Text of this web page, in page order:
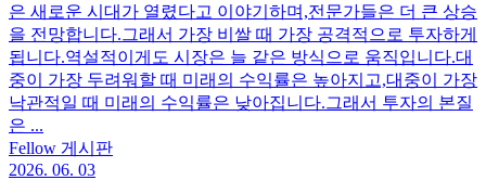
은 새로운 시대가 열렸다고 이야기하며, ​ 전문가들은 더 큰 상승
을 전망합니다. ​ 그래서 가장 비쌀 때 가장 공격적으로 투자하게
됩니다. ​ 역설적이게도 시장은 늘 같은 방식으로 움직입니다. ​ 대
중이 가장 두려워할 때 미래의 수익률은 높아지고, ​ 대중이 가장
낙관적일 때 미래의 수익률은 낮아집니다. ​ 그래서 투자의 본질
은 ...
Fellow 게시판
2026. 06. 03